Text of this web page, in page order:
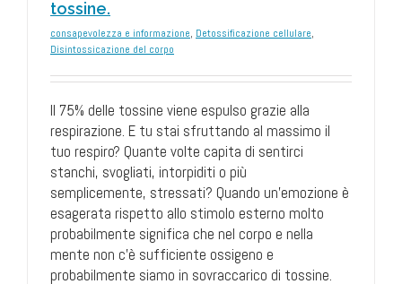
tossine.
consapevolezza e informazione, Detossificazione cellulare,
Disintossicazione del corpo
Il 75% delle tossine viene espulso grazie alla
respirazione. E tu stai sfruttando al massimo il
tuo respiro? Quante volte capita di sentirci
stanchi, svogliati, intorpiditi o più
semplicemente, stressati? Quando un'emozione è
esagerata rispetto allo stimolo esterno molto
probabilmente significa che nel corpo e nella
mente non c'è sufficiente ossigeno e
probabilmente siamo in sovraccarico di tossine.